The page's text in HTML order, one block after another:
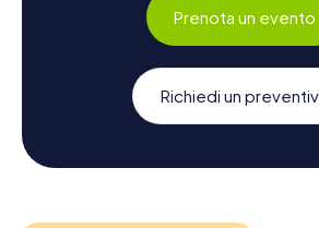
Prenota un evento
Richiedi un